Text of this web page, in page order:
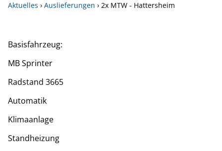
Aktuelles › Auslieferungen › 2x MTW - Hattersheim
Basisfahrzeug:
MB Sprinter
Radstand 3665
Automatik
Klimaanlage
Standheizung